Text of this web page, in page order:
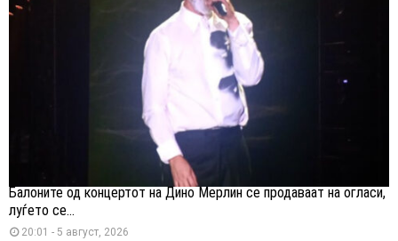
Балоните од концертот на Дино Мерлин се продаваат на огласи,
луѓето се...
20:01 - 5 август, 2026